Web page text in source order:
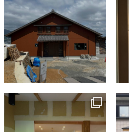
tomohouseinc